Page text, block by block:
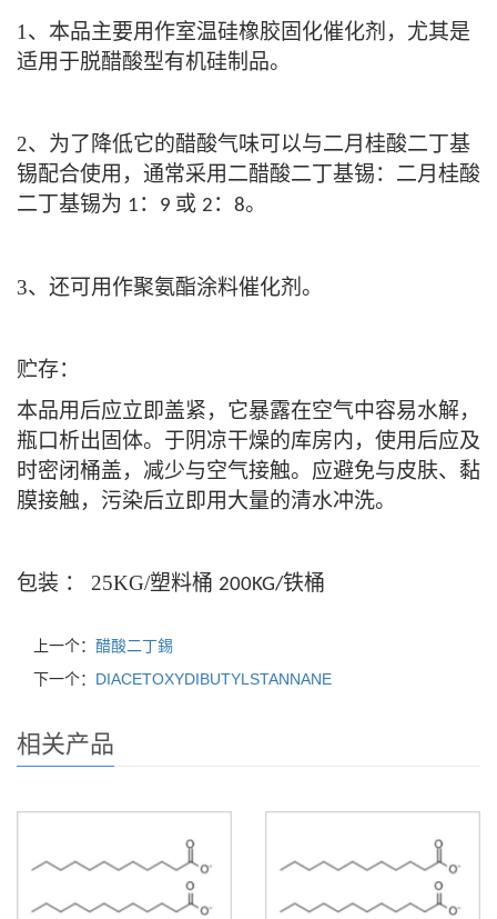
1 、本品主要用作室温硅橡胶固化催化剂，尤其是
适用于脱醋酸型有机硅制品。
2、为了降低它的醋酸气味可以与二月桂酸二丁基
锡配合使用，通常采用二醋酸二丁基锡：二月桂酸
二丁基锡为 1 ： 9 或 2 ： 8。
3、还可用作聚氨酯涂料催化剂。
贮存：
本品用后应立即盖紧，它暴露在空气中容易水解，
瓶口析出固体。于阴凉干燥的库房内，使用后应及
时密闭桶盖，减少与空气接触。应避免与皮肤、黏
膜接触，污染后立即用大量的清水冲洗。
包装 ： 25KG/塑料桶 200KG/铁桶
上一个： 醋酸二丁錫
下一个： DIACETOXYDIBUTYLSTANNANE
相关产品